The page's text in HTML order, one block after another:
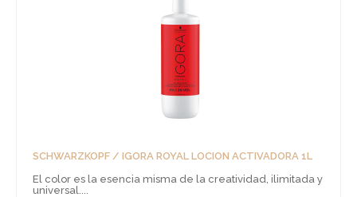
SCHWARZKOPF / IGORA ROYAL LOCION ACTIVADORA 1L
El color es la esencia misma de la creatividad, ilimitada y
universal....